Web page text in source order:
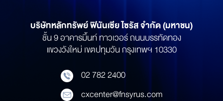
บริษัทหลักทรัพย์ฟินันเซีย ไซรัส จำกัด (มหาชน)
ชั้น 9 อาคารมิ้นท์ ทาวเวอร์ ถนนบรรทัดทอง
แขวงวังใหม่ เขตปทุมวัน กรุงเทพฯ 10330
02 782 2400
cxcenter@fnsyrus.com